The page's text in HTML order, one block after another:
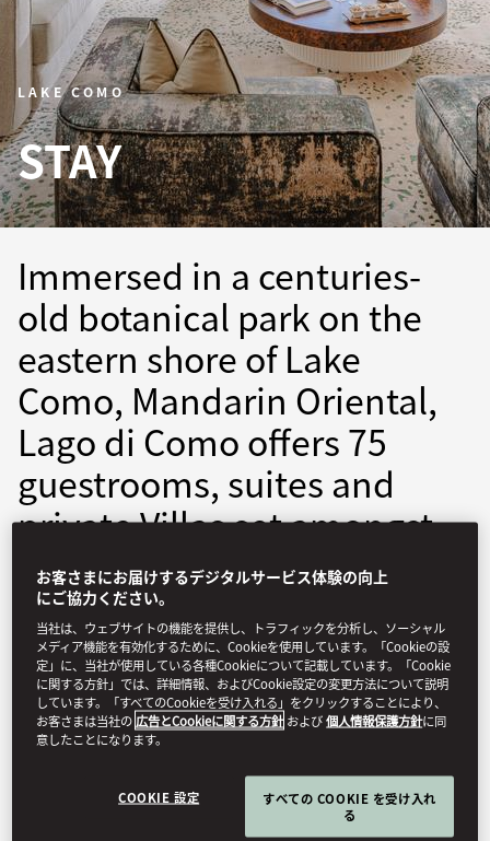
LAKE COMO
STAY
Immersed in a centuries-
old botanical park on the
eastern shore of Lake
Como, Mandarin Oriental,
Lago di Como offers 75
guestrooms, suites and
private Villas set amongst
nine distinguished
buildings, allowing for
more privacy. Balancing
Italian elegance and
comfort, the rooms are
decorated with classic
materials and feature
お客さまにお届けするデジタルサービス体験の向上
にご協力ください。
当社は、ウェブサイトの機能を提供し、トラフィックを分析し、ソーシャル
メディア機能を有効化するために、Cookieを使用しています。「Cookieの設
定」に、当社が使用している各種Cookieについて記載しています。「Cookie
に関する方針」では、詳細情報、およびCookie設定の変更方法について説明
しています。「すべてのCookieを受け入れる」をクリックすることにより、
お客さまは当社の 広告とCookieに関する方針 および個人情報保護方針に同
意したことになります。
COOKIE 設定
すべての COOKIE を受け入れ
る